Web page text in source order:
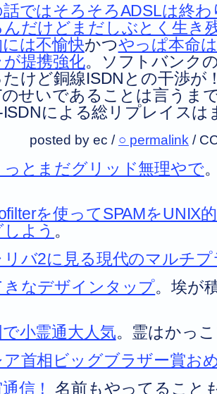
ではそろそろADSLは終
だけどまだしぶとく生き
は不愉快かつやっぱ本命
が提携強化。ソフトバンク
たけど銅線ISDNとの干渉が
せいであることは言うま
ISDNによる総リプレイスは
posted by ec / ○ permalink /
っとまだグリッド無理やで
を使ってSPAMをUNIX
よう 。
リバ2に見る現代のマルチ
きなデザインタップ。埃が
小霊通大人気。霊はかっ
ア首相ビッグブラザー賞お
信！
名前もやってること